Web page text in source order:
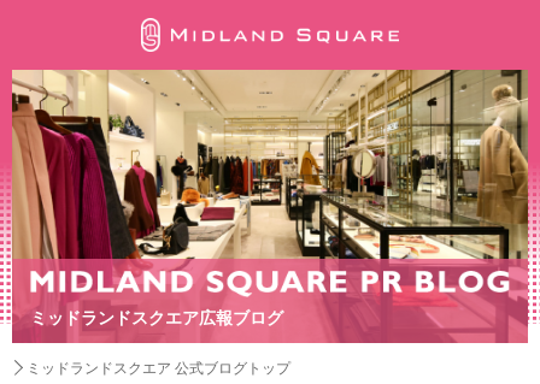
ミッドランドスクエア広報ブログ
ミッドランドスクエア 公式ブログトップ